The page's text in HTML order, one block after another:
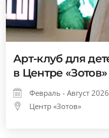
Арт-клуб для
в Центре «Зотов»
Февраль - Август 2026
Центр «Зотов»